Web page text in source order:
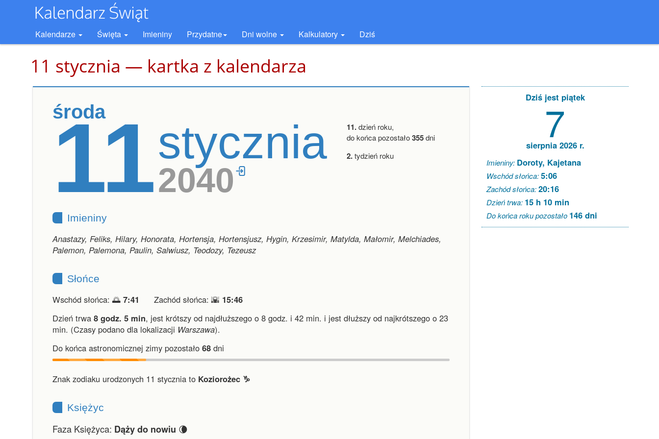
Kalendarze Święta Imieniny Przydatne Dni wolne Kalkulatory Dziś
11 stycznia — kartka z kalendarza
środa
11stycznia
2040
11.dzień roku,
do końca pozostało355dni
2.tydzień roku
Imieniny
Anastazy, Feliks, Hilary, Honorata, Hortensja, Hortensjusz, Hygin, Krzesimir, Matylda, Małomir, Melchiades,
Palemon, Palemona, Paulin, Salwiusz, Teodozy, Tezeusz
Słońce
Wschód słońca: 🌅 7:41 Zachód słońca: 🌇 15:46
Dzień trwa 8 godz. 5 min, jest krótszy od najdłuższego o 8 godz. i 42 min. i jest dłuższy od najkrótszego o 23
min. (Czasy podano dla lokalizacji Warszawa).
Do końca astronomicznej zimy pozostało 68 dni
Znak zodiaku urodzonych 11 stycznia to Koziorożec ♑︎
Księżyc
Faza Księżyca: Dąży do nowiu 🌘
Dziś jest piątek
7
sierpnia 2026 r.
Imieniny: Doroty, Kajetana
Wschód słońca:5:06
Zachód słońca:20:16
Dzień trwa: 15 h 10 min
Do końca roku pozostało 146 dni